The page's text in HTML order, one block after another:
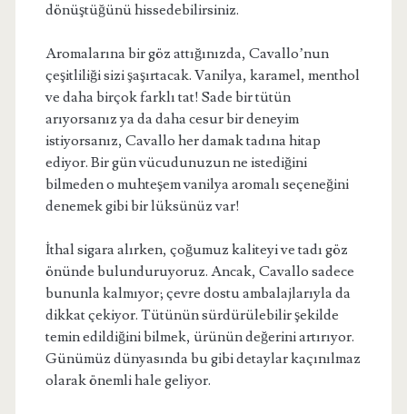
dönüştüğünü hissedebilirsiniz.
Aromalarına bir göz attığınızda, Cavallo’nun
çeşitliliği sizi şaşırtacak. Vanilya, karamel, menthol
ve daha birçok farklı tat! Sade bir tütün
arıyorsanız ya da daha cesur bir deneyim
istiyorsanız, Cavallo her damak tadına hitap
ediyor. Bir gün vücudunuzun ne istediğini
bilmeden o muhteşem vanilya aromalı seçeneğini
denemek gibi bir lüksünüz var!
İthal sigara alırken, çoğumuz kaliteyi ve tadı göz
önünde bulunduruyoruz. Ancak, Cavallo sadece
bununla kalmıyor; çevre dostu ambalajlarıyla da
dikkat çekiyor. Tütünün sürdürülebilir şekilde
temin edildiğini bilmek, ürünün değerini artırıyor.
Günümüz dünyasında bu gibi detaylar kaçınılmaz
olarak önemli hale geliyor.